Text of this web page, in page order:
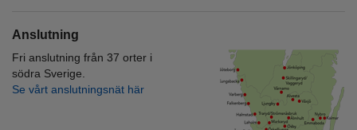
Anslutning
Fri anslutning från 37 orter i
södra Sverige.
Se vårt anslutningsnät här